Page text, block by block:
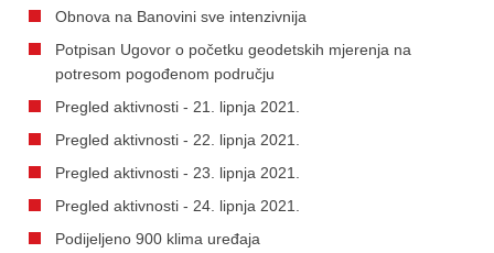
Obnova na Banovini sve intenzivnija
Potpisan Ugovor o početku geodetskih mjerenja na
potresom pogođenom području
Pregled aktivnosti - 21. lipnja 2021.
Pregled aktivnosti - 22. lipnja 2021.
Pregled aktivnosti - 23. lipnja 2021.
Pregled aktivnosti - 24. lipnja 2021.
Podijeljeno 900 klima uređaja